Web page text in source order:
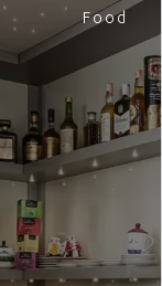
Food